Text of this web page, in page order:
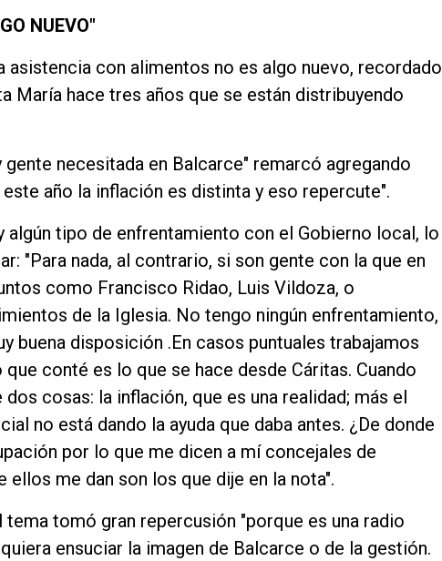
NUEVO"
asistencia con alimentos no es algo nuevo, recordado
María hace tres años que se están distribuyendo
gente necesitada en Balcarce" remarcó agregando
año la inflación es distinta y eso repercute".
algún tipo de enfrentamiento con el Gobierno local, lo
"Para nada, al contrario, si son gente con la que en
como Francisco Ridao, Luis Vildoza, o
de la Iglesia. No tengo ningún enfrentamiento,
buena disposición .En casos puntuales trabajamos
conté es lo que se hace desde Cáritas. Cuando
cosas: la inflación, que es una realidad; más el
no está dando la ayuda que daba antes. ¿De donde
por lo que me dicen a mí concejales de
ellos me dan son los que dije en la nota".
tomó gran repercusión "porque es una radio
ensuciar la imagen de Balcarce o de la gestión.